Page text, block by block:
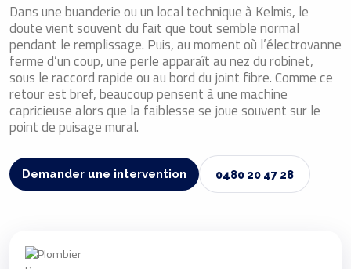
Dans une buanderie ou un local technique à Kelmis, le
doute vient souvent du fait que tout semble normal
pendant le remplissage. Puis, au moment où l’électrovanne
ferme d’un coup, une perle apparaît au nez du robinet,
sous le raccord rapide ou au bord du joint fibre. Comme ce
retour est bref, beaucoup pensent à une machine
capricieuse alors que la faiblesse se joue souvent sur le
point de puisage mural.
Demander une intervention 0480 20 47 28